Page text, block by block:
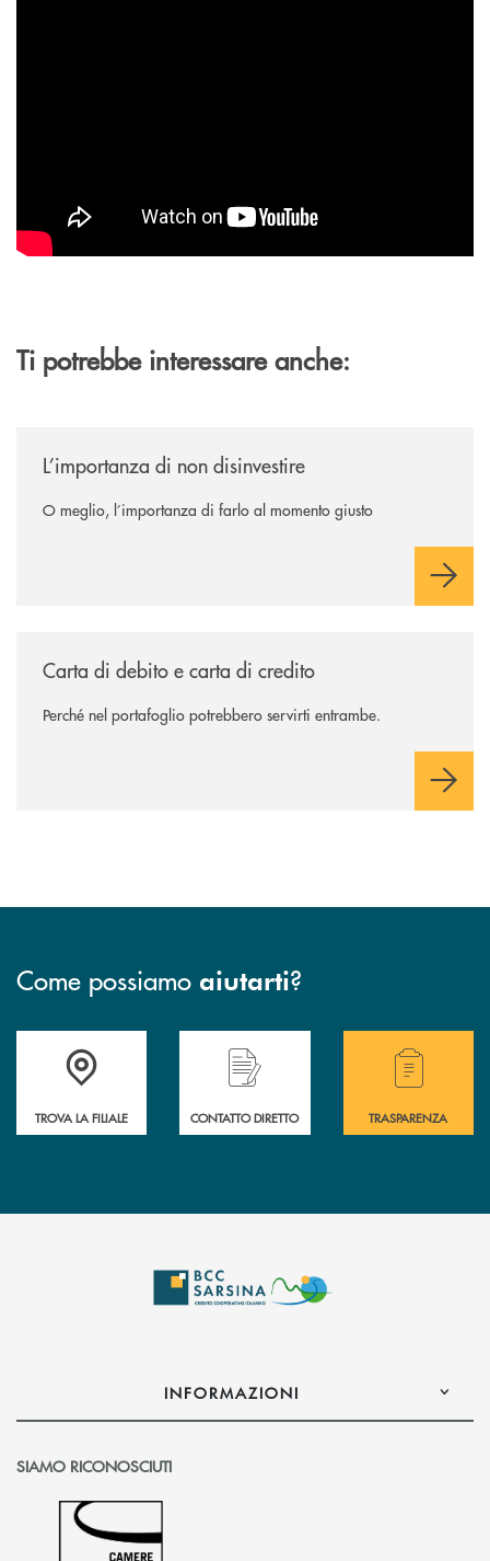
Ti potrebbe interessare anche:
L’importanza di non disinvestire
O meglio, l’importanza di farlo al momento giusto
Carta di debito e carta di credito
Perché nel portafoglio potrebbero servirti entrambe.
Come possiamo aiutarti?
Accedi all'elenco completo delle filiali di Bcc Sarsina.
TROVA LA FILIALE
Hai bisogno di assistenza immediata ?
CONTATTO DIRETTO
Hai bisogno di
TRASPARENZA
INFORMAZIONI
SIAMO RICONOSCIUTI